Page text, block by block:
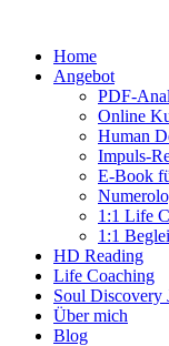
Home
Angebot
PDF-
Online
Human
Impuls-
E-Book
1:1 Life
1:1
HD Reading
Life Coaching
Soul Discovery
Über mich
Blog